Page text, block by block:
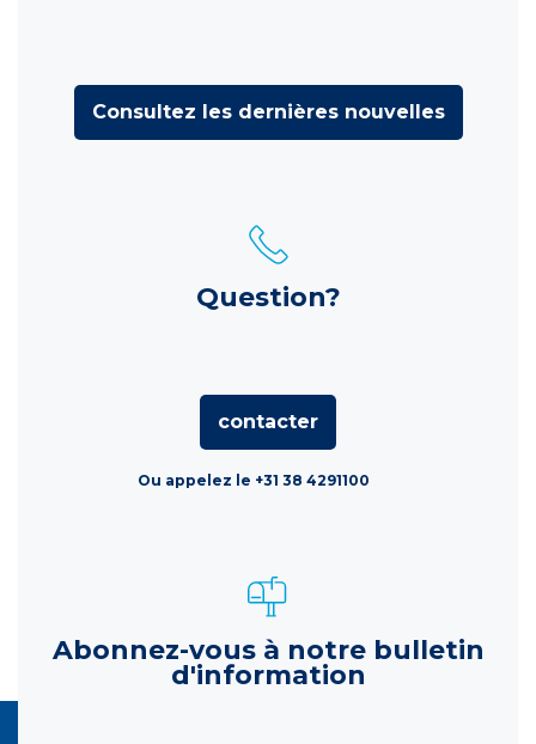
Consultez les dernières nouvelles
Question?
contacter
Ou appelez le +31 38 4291100
Abonnez-vous à notre bulletin
d'information